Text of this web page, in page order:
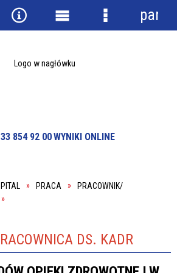
854 92 00WYNIKI ONLINE
PRACA
PRACOWNIK/
DS. KADR
Narzędzia
Menu Menu
panel